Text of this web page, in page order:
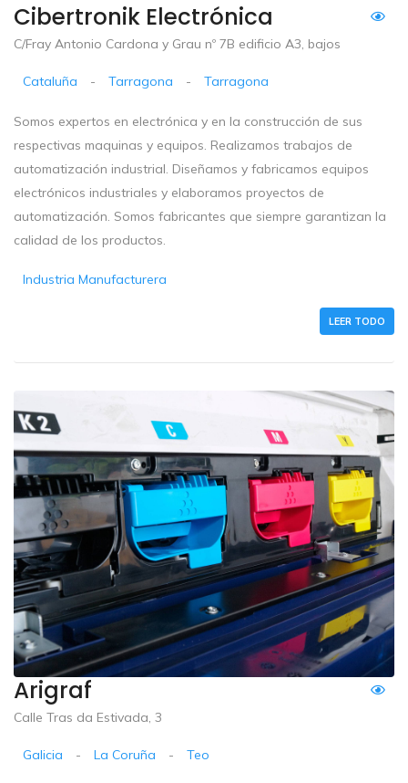
Cibertronik Electrónica
C/Fray Antonio Cardona y Grau nº 7B edificio A3, bajos
Cataluña - Tarragona - Tarragona
Somos expertos en electrónica y en la construcción de sus
respectivas maquinas y equipos. Realizamos trabajos de
automatización industrial. Diseñamos y fabricamos equipos
electrónicos industriales y elaboramos proyectos de
automatización. Somos fabricantes que siempre garantizan la
calidad de los productos.
Industria Manufacturera
LEER TODO
Arigraf
Calle Tras da Estivada, 3
Galicia - La Coruña - Teo